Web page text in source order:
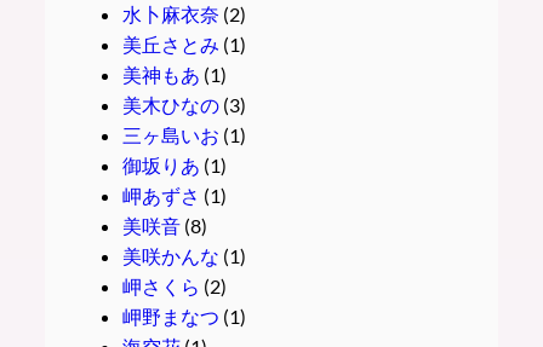
水卜麻衣奈 (2)
美丘さとみ (1)
美神もあ (1)
美木ひなの(3)
三ヶ島いお (1)
御坂りあ (1)
岬あずさ (1)
美咲音(8)
美咲かんな (1)
岬さくら (2)
岬野まなつ (1)